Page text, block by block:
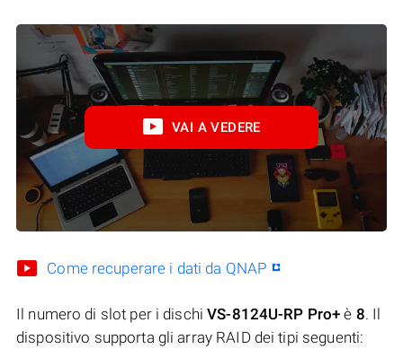
VAI A VEDERE
Come recuperare i dati da QNAP
Il numero di slot per i dischiVS-8124U-RP Pro+ è 8. Il
dispositivo supporta gli array RAID dei tipi seguenti: